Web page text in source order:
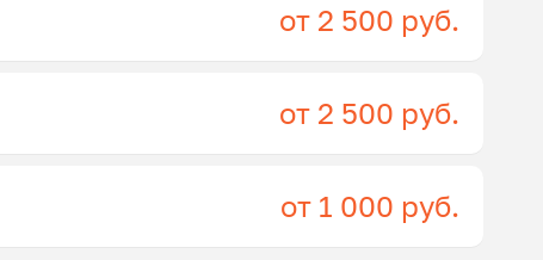
от 2 500 руб.
от 2 500 руб.
от 1 000 руб.